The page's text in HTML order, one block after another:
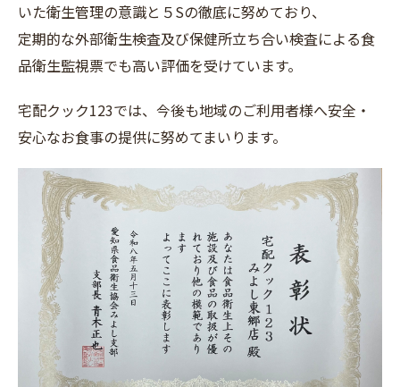
いた衛生管理の意識と５Sの徹底に努めており、
定期的な外部衛生検査及び保健所立ち合い検査による食
品衛生監視票でも高い評価を受けています。
宅配クック123では、今後も地域のご利用者様へ安全・
安心なお食事の提供に努めてまいります。